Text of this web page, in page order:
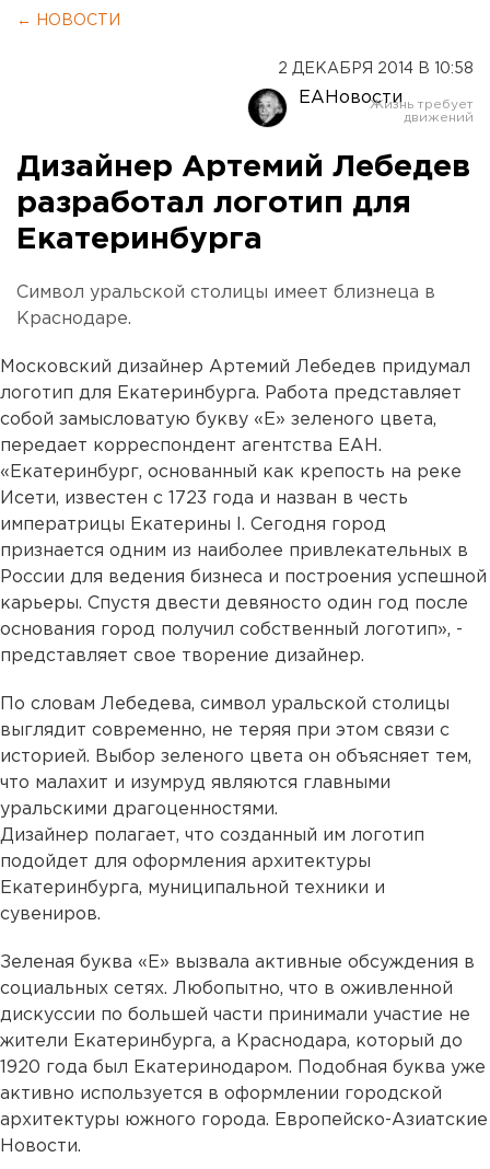
← НОВОСТИ
2 ДЕКАБРЯ 2014 В 10:58
ЕАНовости
Дизайнер Артемий Лебедев
разработал логотип для
Екатеринбурга
Символ уральской столицы имеет близнеца в
Краснодаре.
Московский дизайнер Артемий Лебедев придумал
логотип для Екатеринбурга. Работа представляет
собой замысловатую букву «Е» зеленого цвета,
передает корреспондент агентства ЕАН.
«Екатеринбург, основанный как крепость на реке
Исети, известен с 1723 года и назван в честь
императрицы Екатерины I. Сегодня город
признается одним из наиболее привлекательных в
России для ведения бизнеса и построения успешной
карьеры. Спустя двести девяносто один год после
основания город получил собственный логотип», -
представляет свое творение дизайнер.
По словам Лебедева, символ уральской столицы
выглядит современно, не теряя при этом связи с
историей. Выбор зеленого цвета он объясняет тем,
что малахит и изумруд являются главными
уральскими драгоценностями.
Дизайнер полагает, что созданный им логотип
подойдет для оформления архитектуры
Екатеринбурга, муниципальной техники и
сувениров.
Зеленая буква «Е» вызвала активные обсуждения в
социальных сетях. Любопытно, что в оживленной
дискуссии по большей части принимали участие не
жители Екатеринбурга, а Краснодара, который до
1920 года был Екатеринодаром. Подобная буква уже
активно используется в оформлении городской
архитектуры южного города. Европейско-Азиатские
Новости.